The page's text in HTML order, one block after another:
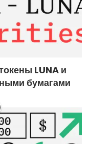
LUNA и
бумагами